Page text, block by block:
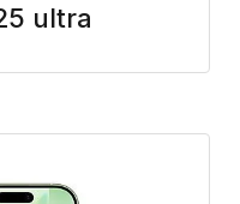
ultra